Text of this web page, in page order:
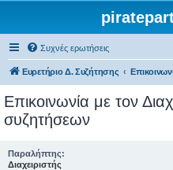
Συχνές ερωτήσεις
Ευρετήριο Δ. Συζήτησης
Επικοινωνία με τον
συζητήσεων
Παραλήπτης:
Διαχειριστής